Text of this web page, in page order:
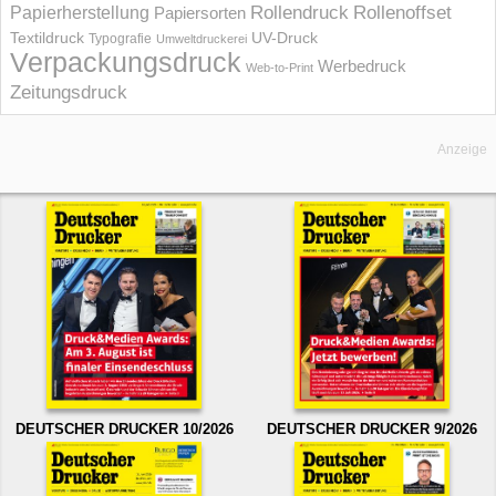
Papierherstellung Papiersorten Rollendruck Rollenoffset
Textildruck Typografie Umweltdruckerei UV-Druck
Verpackungsdruck Web-to-Print Werbedruck
Zeitungsdruck
Anzeige
DEUTSCHER DRUCKER 10/2026 DEUTSCHER DRUCKER 9/2026